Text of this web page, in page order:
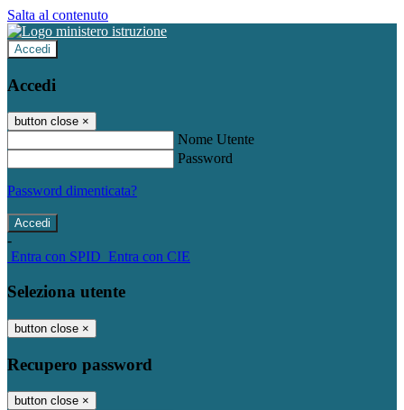
Salta al contenuto
Accedi
Accedi
button close ×
Nome Utente
Password
Password dimenticata?
-
Entra con SPID Entra con CIE
Seleziona utente
button close ×
Recupero password
button close ×